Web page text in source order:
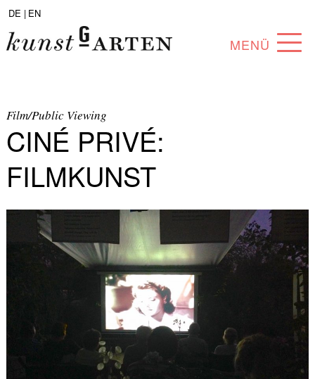
DE | EN
MENÜ
SAMMLUNG
KÜNSTLER*INNEN
PARTNER*INNEN
ANGEBOTE
Film/Public Viewing
CINÉ PRIVÉ:
FILMKUNST